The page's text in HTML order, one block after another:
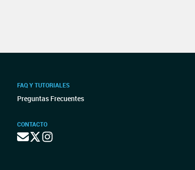
FAQ Y TUTORIALES
Preguntas Frecuentes
CONTACTO